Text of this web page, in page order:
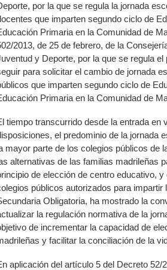
por la que se regula la jornada
que imparten segundo ciclo de
Primaria en la Comunidad de
2013, de 25 de febrero, de la
y Deporte, por la que se regula el
para solicitar el cambio de jornada
que imparten segundo ciclo de
Primaria en la Comunidad de
tiempo transcurrido desde la entrada en
el predominio de la jornada
mayor parte de los colegios públicos de
alternativas de las familias madrileñas
de elección de centro educativo,
públicos autorizados para impartir
Obligatoria, ha mostrado la
la regulación normativa de la
de incrementar la capacidad de
y facilitar la conciliación de la
aplicación del artículo 5 del Decreto 52/